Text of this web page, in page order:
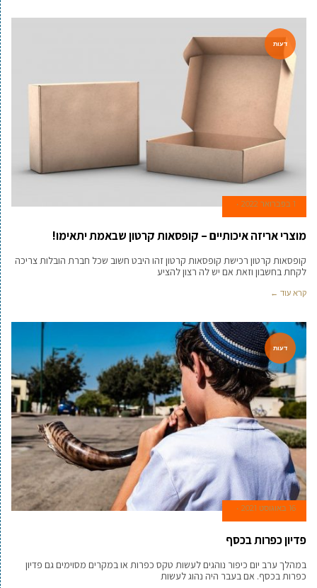
דעות
1 בפברואר 2022
מוצרי אריזה איכותיים – קופסאות קרטון שבאמת יתאימו!
קופסאות קרטון רכישת קופסאות קרטון זהו היבט חשוב שכל חברת הובלות צריכה
לקחת בחשבון וזאת אם יש לה רצון להציע
קרא עוד ←
דעות
16 באוגוסט 2021
פדיון כפרות בכסף
במהלך ערב יום כיפור נוהגים לעשות טקס כפרות או במקרים מסוימים גם פדיון
כפרות בכסף. אם בעבר היה נהוג לעשות